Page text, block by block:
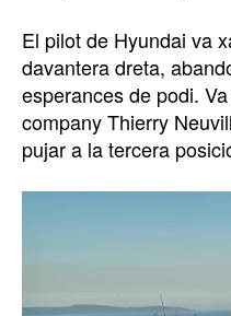
El pilot de Hyundai va
davantera dreta,
esperances de podi.
company Thierry
pujar a la tercera